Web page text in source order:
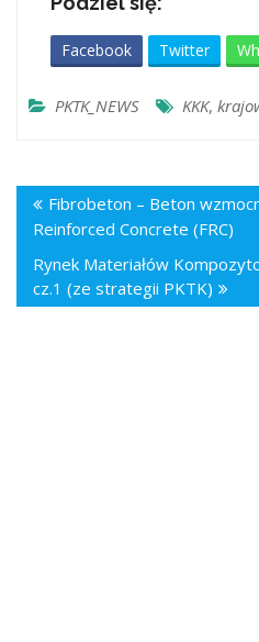
Facebook Twitter
PKTK_NEWS KKK,
Fibrobeton – Beton
Reinforced Concrete (FRC)
Rynek Materiałów
cz.1 (ze strategii PKTK)